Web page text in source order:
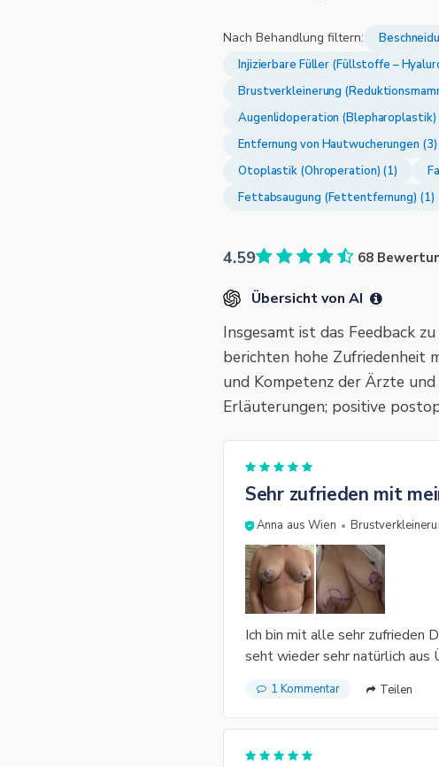
Nach Behandlung filtern:
Injizierbare Füller (Füllstoffe –
Brustverkleinerung
Augenlidoperation (Blepharoplastik)
Entfernung von Hautwucherungen (3)
Otoplastik (Ohroperation) (1)
Fettabsaugung (Fettentfernung) (1)
4.59 68
Übersicht von AI
Insgesamt ist das Feedback
berichten hohe Zufriedenheit
und Kompetenz der Ärzte
Erläuterungen; positive
Sehr zufrieden mit
Anna aus Wien
Ich bin mit alle sehr zufrieden
seht wieder sehr natürlich aus
1 Kommentar Teilen